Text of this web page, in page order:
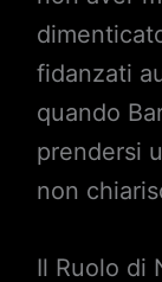
fidanzati
quando
prendersi
non
Il Ruolo di